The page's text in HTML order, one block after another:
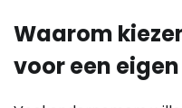
Waarom
voor een